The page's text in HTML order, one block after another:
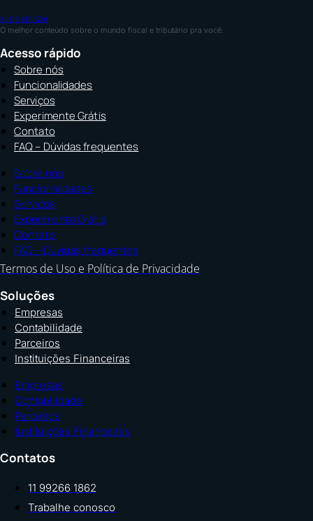
BLOG REVIZIA
O melhor conteúdo sobre o mundo fiscal e tributário pra você.
Acesso rápido
Sobre nós
Funcionalidades
Serviços
Experimente Grátis
Contato
FAQ – Dúvidas frequentes
Sobre nós
Funcionalidades
Serviços
Experimente Grátis
Contato
FAQ – Dúvidas frequentes
Termos de Uso e Política de Privacidade
Soluções
Empresas
Contabilidade
Parceiros
Instituições Financeiras
Empresas
Contabilidade
Parceiros
Instituições Financeiras
Contatos
11 99266 1862
Trabalhe conosco